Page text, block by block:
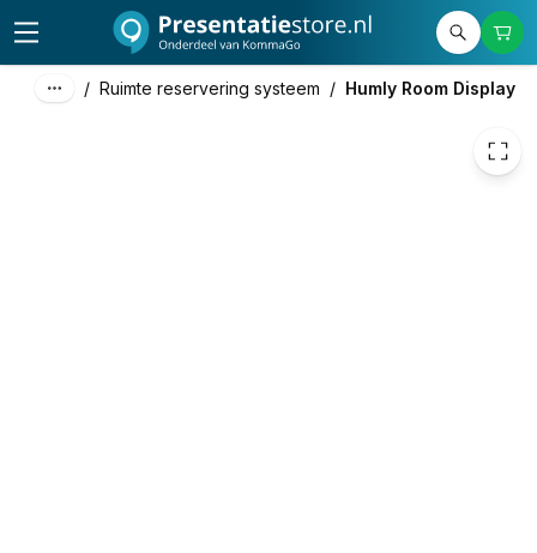
/ Ruimte reservering systeem / Humly Room Display
799,00 excl. btw
966,79 incl. btw